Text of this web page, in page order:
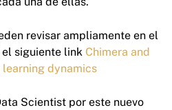
revisar ampliamente en el
siguiente link Chimera and
dynamics
Scientist por este nuevo